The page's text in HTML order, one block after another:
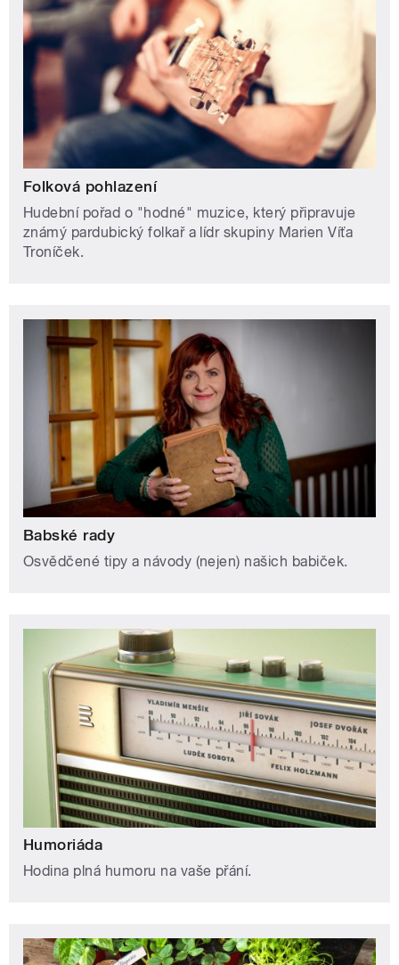
Folková pohlazení
Hudební pořad o "hodné" muzice, který připravuje
známý pardubický folkař a lídr skupiny Marien Víťa
Troníček.
Babské rady
Osvědčené tipy a návody (nejen) našich babiček.
Humoriáda
Hodina plná humoru na vaše přání.